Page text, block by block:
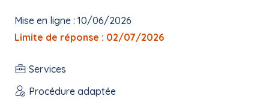
Mise en ligne : 10/06/2026
Limite de réponse : 02/07/2026
Services
Procédure adaptée